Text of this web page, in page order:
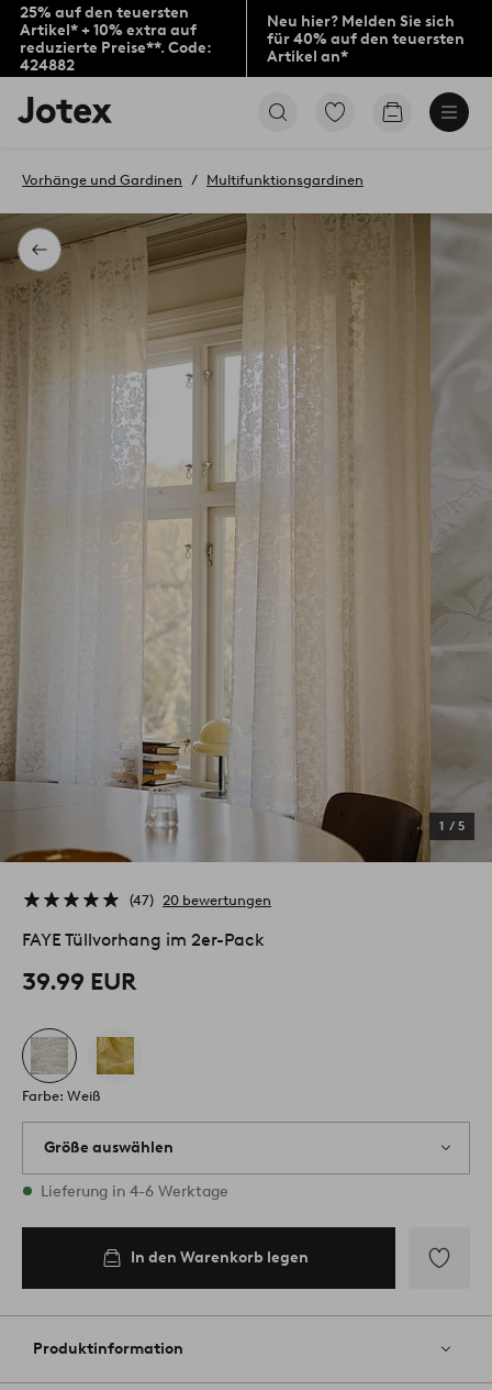
25% auf den teuersten
Artikel* + 10% extra auf
reduzierte Preise**. Code:
424882
Neu hier? Melden Sie sich
für 40% auf den teuersten
Artikel an*
Jotex-
Logo
Startseite
Zu
Favoriten
Produkten
gehen
Zum
Zurück
Vorhänge und Gardinen Multifunktionsgardinen
1 / 5
47 20 bewertungen
FAYE Tüllvorhang im 2er-Pack
39.99 EUR
Farbe: Weiß
Größe auswählen
Alle Größen vorrätig
Lieferung in 4-6 Werktage
In den Warenkorb legen
Favoriten
Produktinformation